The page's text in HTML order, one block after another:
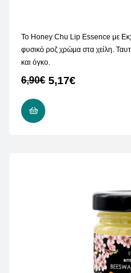
Το Honey Chu Lip Essence με
φυσικό ροζ χρώμα στα χείλη.
και όγκο.
6,90€ 5,17€